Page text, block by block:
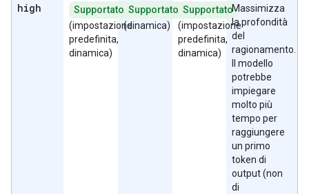
high Supportato
(impostazione
predefinita,
dinamica)
Supportato
(dinamica)
Supportato
(impostazione
predefinita,
dinamica)
Massimizza
la profondità
del
ragionamento.
Il modello
potrebbe
impiegare
molto più
tempo per
raggiungere
un primo
token di
output (non
di